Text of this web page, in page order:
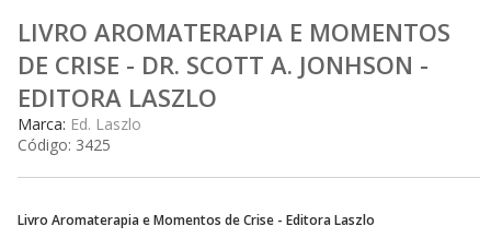
LIVRO AROMATERAPIA E MOMENTOS
DE CRISE - DR. SCOTT A. JONHSON -
EDITORA LASZLO
Marca: Ed. Laszlo
Código: 3425
Livro Aromaterapia e Momentos de Crise - Editora Laszlo